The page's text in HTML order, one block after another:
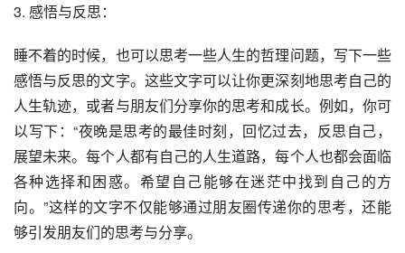
3. 感悟与反思：
睡不着的时候，也可以思考一些人生的哲理问题，写下一些
感悟与反思的文字。这些文字可以让你更深刻地思考自己的
人生轨迹，或者与朋友们分享你的思考和成长。例如，你可
以写下：“夜晚是思考的最佳时刻，回忆过去，反思自己，
展望未来。每个人都有自己的人生道路，每个人也都会面临
各种选择和困惑。希望自己能够在迷茫中找到自己的方
向。”这样的文字不仅能够通过朋友圈传递你的思考，还能
够引发朋友们的思考与分享。